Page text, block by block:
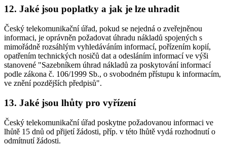
12. Jaké jsou poplatky a jak je lze uhradit
Český telekomunikační úřad, pokud se nejedná o zveřejněnou
informaci, je oprávněn požadovat úhradu nákladů spojených s
mimořádně rozsáhlým vyhledáváním informací, pořízením kopií,
opatřením technických nosičů dat a odesláním informací ve výši
stanovené "Sazebníkem úhrad nákladů za poskytování informací
podle zákona č. 106/1999 Sb., o svobodném přístupu k informacím,
ve znění pozdějších předpisů".
13. Jaké jsou lhůty pro vyřízení
Český telekomunikační úřad poskytne požadovanou informaci ve
lhůtě 15 dnů od přijetí žádosti, příp. v této lhůtě vydá rozhodnutí o
odmítnutí žádosti.